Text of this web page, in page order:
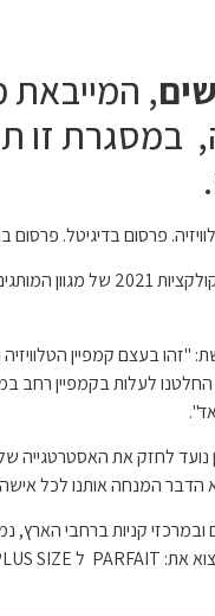
, המייבאת
פרסום בדיגיטל.
"זהו בעצם קמפיין
"את", החלטנו לעלות
לחזק את האסטרטגייה
המנחה אותנו לכל אישה.
בקניונים ובמרכזי קניות